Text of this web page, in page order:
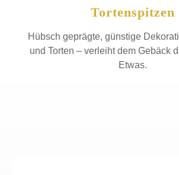
Tortenspitzen
Hübsch geprägte, günstige
und Torten – verleiht dem Gebäck
Etwas.